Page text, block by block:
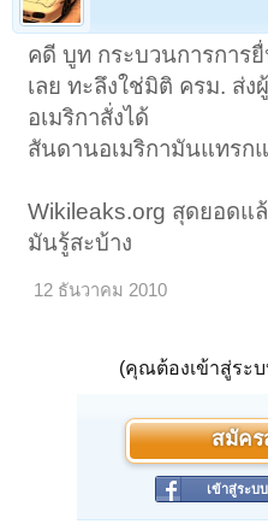
คดี บูท กระบวนการกา
เลย ทะลึงใช่มิติ ครม. ส่
อเมริกาสั่งได้
สันดานอเมริกามันแทรกแ
Wikileaks.org สุดยอดแ
มันรู้สะบ้าง
12 ธันวาคม 2010
(คุณต้องเข้าสู่ระ
สมัคร
เข้าสู่ระบ